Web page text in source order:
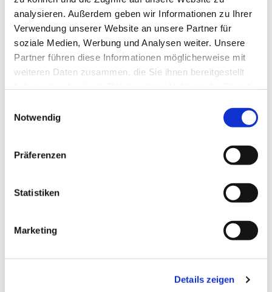
analysieren. Außerdem geben wir Informationen zu Ihrer
Verwendung unserer Website an unsere Partner für
soziale Medien, Werbung und Analysen weiter. Unsere
Partner führen diese Informationen möglicherweise mit
weiteren Daten zusammen, die Sie ihnen bereitgestellt
Notwendig
Präferenzen
Statistiken
Marketing
Details zeigen
Dies könnte Sie auch